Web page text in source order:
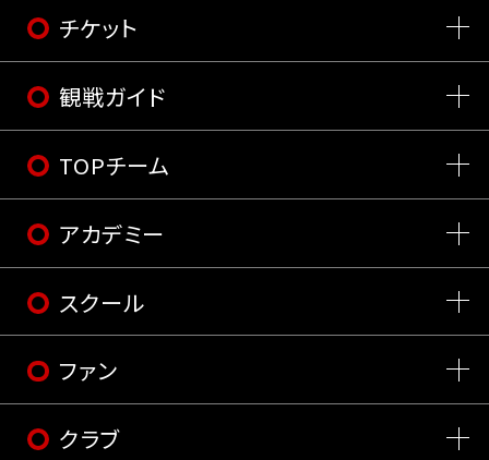
チケット
観戦ガイド
TOPチーム
アカデミー
スクール
ファン
クラブ